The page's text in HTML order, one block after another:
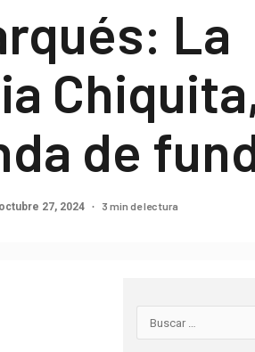
La
de
octubre 27, 2024 3 min de lectura